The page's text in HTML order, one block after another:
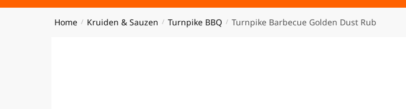
Home / Kruiden & Sauzen / Turnpike BBQ / Turnpike Barbecue Golden Dust Rub